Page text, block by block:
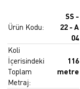
Ürün Kodu:
SS -
22 - A
04
Koli
İçerisindeki
Toplam
Metraj:
116
metre